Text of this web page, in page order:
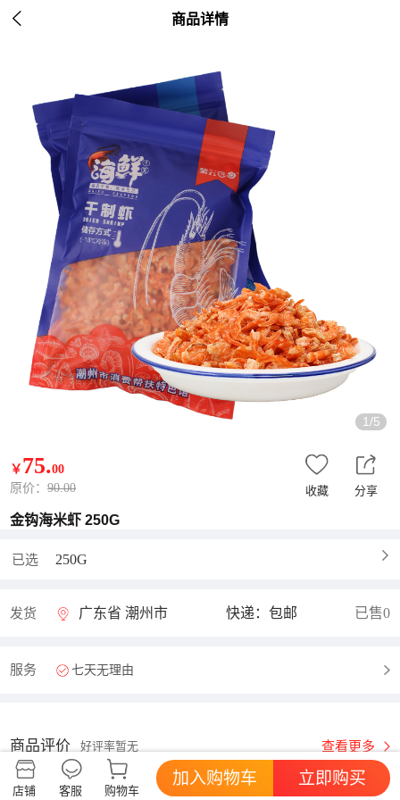
 商品详情
1/5
￥ 75.00
原价： 90.00 收藏 分享
金钩海米虾 250G
已选 250G
发货 广东省 潮州市 快递：包邮 已售0
服务 七天无理由
商品评价 好评率暂无 查看更多
店铺 客服 购物车
加入购物车 立即购买